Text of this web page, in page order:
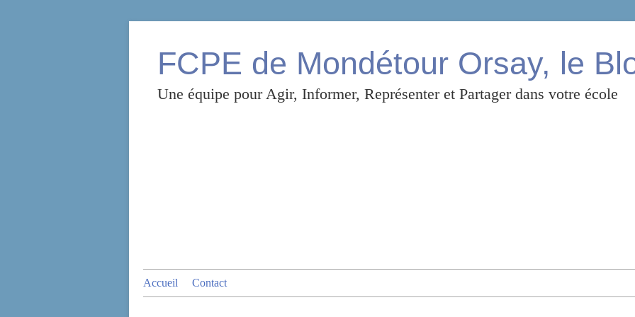
FCPE de Mondétour Orsay, le
Une équipe pour Agir, Informer, Représenter et Partager dans votre école
Accueil Contact